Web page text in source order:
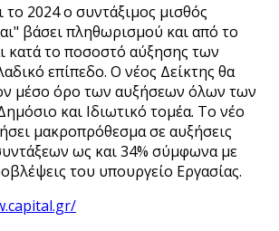
2024 ο συντάξιμος μισθός
βάσει πληθωρισμού και από το
κατά το ποσοστό αύξησης των
επίπεδο. Ο νέος Δείκτης θα
μέσο όρο των αυξήσεων όλων των
και Ιδιωτικό τομέα. Το νέο
μακροπρόθεσμα σε αυξήσεις
ως και 34% σύμφωνα με
του υπουργείο Εργασίας.